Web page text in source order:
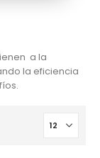
a la
la eficiencia